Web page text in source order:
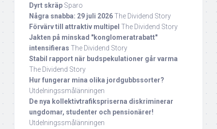
Dyrt skräp Sparo
Några snabba: 29 juli 2026The Dividend Story
Förvärv till attraktiv multipel The Dividend Story
Jakten på minskad "konglomeratrabatt"
intensifieras The Dividend Story
Stabil rapport när budspekulationer går varma
The Dividend Story
Hur fungerar mina olika jordgubbssorter?
Utdelningssmålänningen
De nya kollektivtrafikspriserna diskriminerar
ungdomar, studenter och pensionärer!
Utdelningssmålänningen